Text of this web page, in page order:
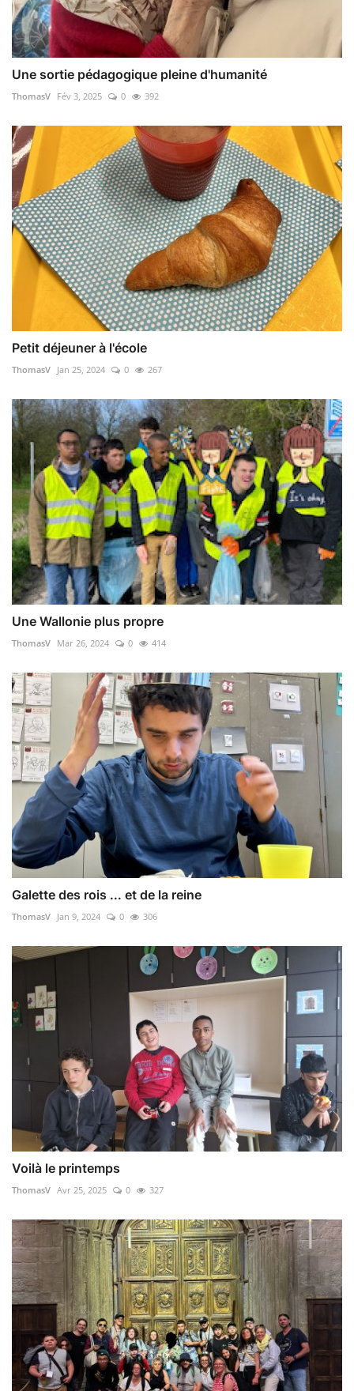
Une sortie pédagogique pleine d'humanité
ThomasV Fév 3, 2025 0 392
Petit déjeuner à l'école
ThomasV Jan 25, 2024 0 267
Une Wallonie plus propre
ThomasV Mar 26, 2024 0 414
Galette des rois ... et de la reine
ThomasV Jan 9, 2024 0 306
Voilà le printemps
ThomasV Avr 25, 2025 0 327